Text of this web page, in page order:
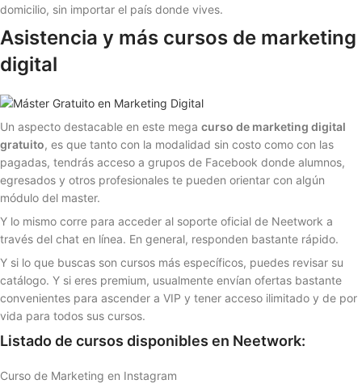
domicilio, sin importar el país donde vives.
Asistencia y más cursos de marketing
digital
Un aspecto destacable en este mega curso de marketing digital
gratuito, es que tanto con la modalidad sin costo como con las
pagadas, tendrás acceso a grupos de Facebook donde alumnos,
egresados y otros profesionales te pueden orientar con algún
módulo del master.
Y lo mismo corre para acceder al soporte oficial de Neetwork a
través del chat en línea. En general, responden bastante rápido.
Y si lo que buscas son cursos más específicos, puedes revisar su
catálogo. Y si eres premium, usualmente envían ofertas bastante
convenientes para ascender a VIP y tener acceso ilimitado y de por
vida para todos sus cursos.
Listado de cursos disponibles en Neetwork:
Curso de Marketing en Instagram